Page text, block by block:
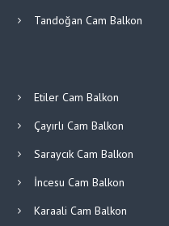
Tandoğan Cam Balkon
Etiler Cam Balkon
Çayırlı Cam Balkon
Saraycık Cam Balkon
İncesu Cam Balkon
Karaali Cam Balkon